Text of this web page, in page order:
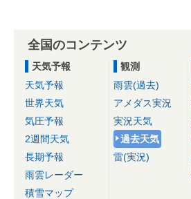
全国のコンテンツ
天気予報
天気予報
世界天気
気圧予報
2週間天気
長期予報
雨雲レーダー
積雪マップ
観測
雨雲(過去)
アメダス実況
実況天気
過去天気
雷(実況)